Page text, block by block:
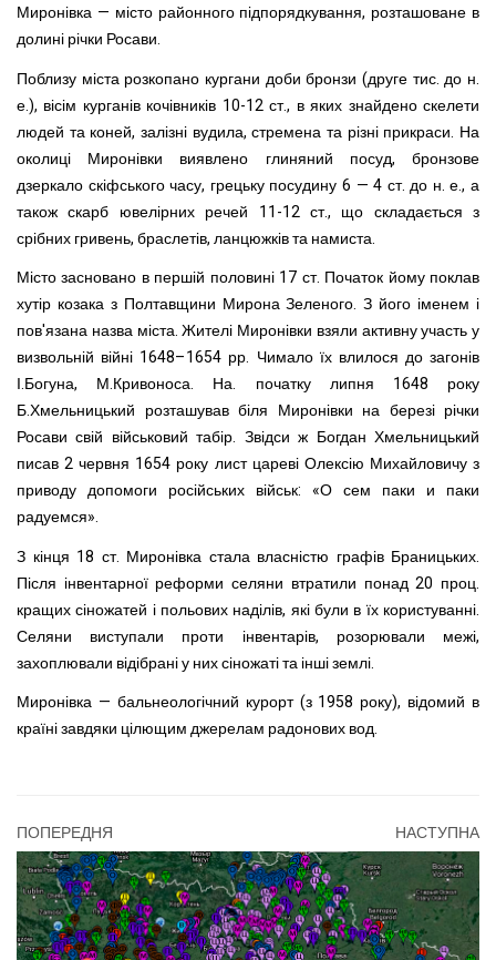
Миронівка — місто районного підпорядкування, розташоване в
долині річки Росави.
Поблизу міста розкопано кургани доби бронзи (друге тис. до н.
е.), вісім курганів кочівників 10-12 ст., в яких знайдено скелети
людей та коней, залізні вудила, стремена та різні прикраси. На
околиці Миронівки виявлено глиняний посуд, бронзове
дзеркало скіфського часу, грецьку посудину 6 — 4 ст. до н. е., а
також скарб ювелірних речей 11-12 ст., що складається з
срібних гривень, браслетів, ланцюжків та намиста.
Місто засновано в першій половині 17 ст. Початок йому поклав
хутір козака з Полтавщини Мирона Зеленого. З його іменем і
пов'язана назва міста. Жителі Миронівки взяли активну участь у
визвольній війні 1648–1654 рр. Чимало їх влилося до загонів
І.Богуна, М.Кривоноса. На. початку липня 1648 року
Б.Хмельницький розташував біля Миронівки на березі річки
Росави свій військовий табір. Звідси ж Богдан Хмельницький
писав 2 червня 1654 року лист цареві Олексію Михайловичу з
приводу допомоги російських військ: «О сем паки и паки
радуемся».
З кінця 18 ст. Миронівка стала власністю графів Браницьких.
Після інвентарної реформи селяни втратили понад 20 проц.
кращих сіножатей і польових наділів, які були в їх користуванні.
Селяни виступали проти інвентарів, розорювали межі,
захоплювали відібрані у них сіножаті та інші землі.
Миронівка — бальнеологічний курорт (з 1958 року), відомий в
країні завдяки цілющим джерелам радонових вод.
ПОПЕРЕДНЯ НАСТУПНА